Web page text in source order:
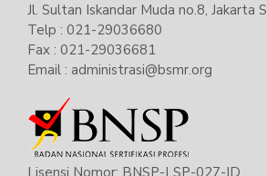
Jl. Sultan Iskandar Muda no.8, Jakarta
Telp : 021-29036680
Fax : 021-29036681
Email : administrasi@bsmr.org
Lisensi Nomor: BNSP-LSP-027-ID